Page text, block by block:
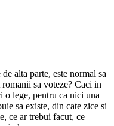
alta parte, este normal sa
sa voteze? Caci in
lege, pentru ca nici una
sa existe, din cate zice si
ce ar trebui facut, ce